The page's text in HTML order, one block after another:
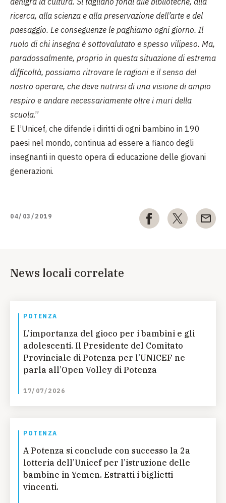
ricerca, alla scienza e alla preservazione dell’arte e del
paesaggio. Le conseguenze le paghiamo ogni giorno. Il
ruolo di chi insegna è sottovalutato e spesso vilipeso. Ma,
paradossalmente, proprio in questa situazione di estrema
difficoltà, possiamo ritrovare le ragioni e il senso del
nostro operare, che deve nutrirsi di una visione di ampio
respiro e andare necessariamente oltre i muri della
scuola.”
E l’Unicef, che difende i diritti di ogni bambino in 190
paesi nel mondo, continua ad essere a fianco degli
insegnanti in questo opera di educazione delle giovani
generazioni.
04/03/2019
News locali correlate
POTENZA
L’importanza del gioco per i bambini e gli
adolescenti. Il Presidente del Comitato
Provinciale di Potenza per l’UNICEF ne
parla all’Open Volley di Potenza
17/07/2026
POTENZA
A Potenza si conclude con successo la 2a
lotteria dell’Unicef per l’istruzione delle
bambine in Yemen. Estratti i biglietti
vincenti.